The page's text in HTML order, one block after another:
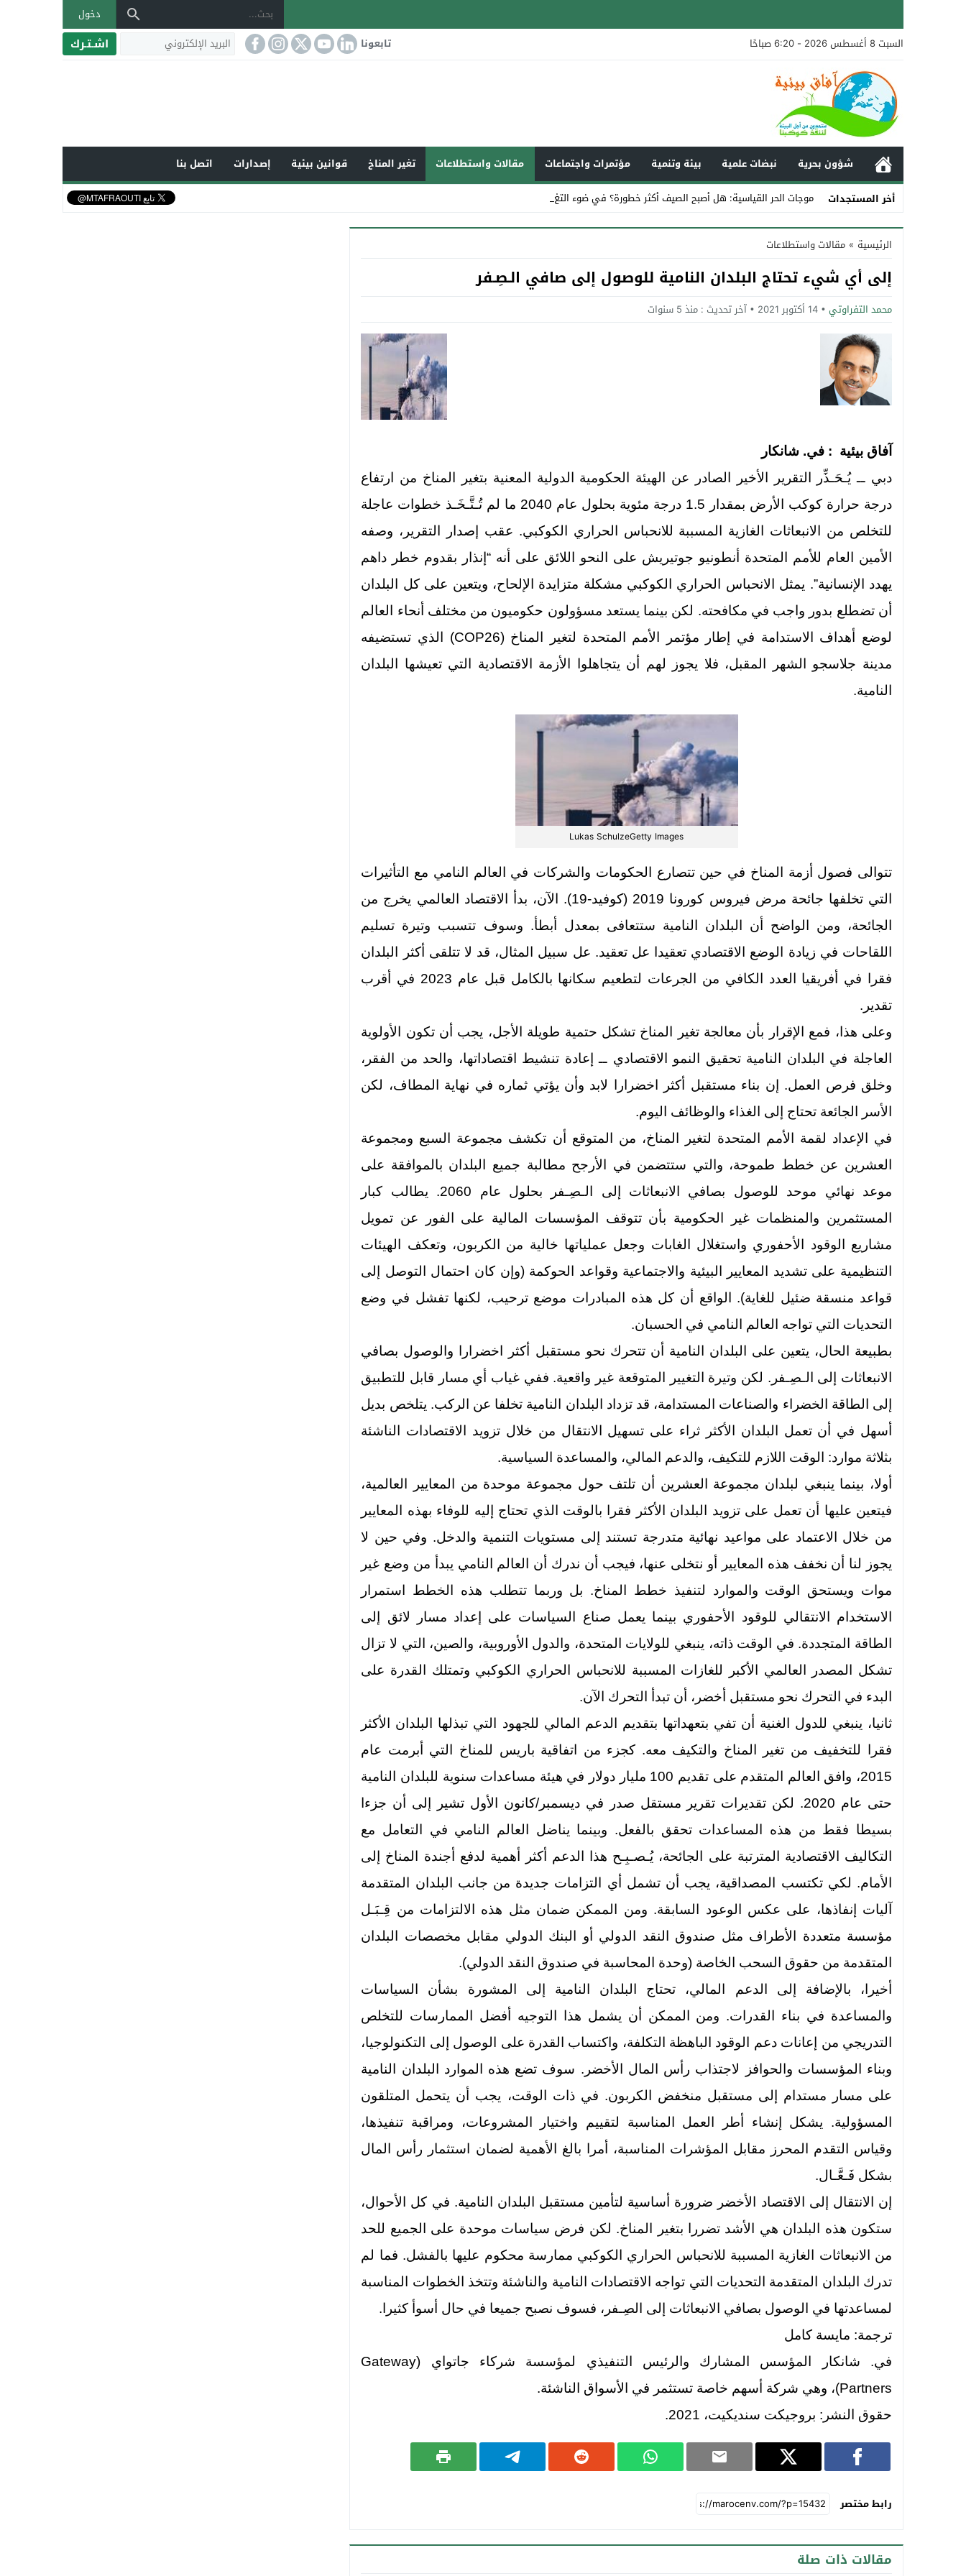
دخول
السبت 8 أغسطس 2026 - 6:20 صباحًا
تابعونا اشـتـرك
شؤون بحرية نبضات علمية بيئة وتنمية مؤتمرات واجتماعات مقالات واستطلاعات تغير المناخ قوانين بيئية إصدارات
اتصل بنا
أخر المستجدات
موجات الحر القياسية: هل أصبح الصيف أكثر خطورة؟ في ضوء التغير المناخي ا_
Stop
Previous
Next
الرئيسية » مقالات واستطلاعات
إلى أي شيء تحتاج البلدان النامية للوصول إلى صافي الـصِـفر
محمد التفراوتي 14 أكتوبر 2021 آخر تحديث : منذ 5 سنوات
آفاق بيئية : في. شانكار
دبي ــ يُـحَـذِّر التقرير الأخير الصادر عن الهيئة الحكومية الدولية المعنية بتغير المناخ من ارتفاع
درجة حرارة كوكب الأرض بمقدار 1.5 درجة مئوية بحلول عام 2040 ما لم تُـتَّـخَـذ خطوات عاجلة
للتخلص من الانبعاثات الغازية المسببة للانحباس الحراري الكوكبي. عقب إصدار التقرير، وصفه
الأمين العام للأمم المتحدة أنطونيو جوتيريش على النحو اللائق على أنه “إنذار بقدوم خطر داهم
يهدد الإنسانية”. يمثل الانحباس الحراري الكوكبي مشكلة متزايدة الإلحاح، ويتعين على كل البلدان
أن تضطلع بدور واجب في مكافحته. لكن بينما يستعد مسؤولون حكوميون من مختلف أنحاء العالم
لوضع أهداف الاستدامة في إطار مؤتمر الأمم المتحدة لتغير المناخ (COP26) الذي تستضيفه
مدينة جلاسجو الشهر المقبل، فلا يجوز لهم أن يتجاهلوا الأزمة الاقتصادية التي تعيشها البلدان
النامية.
Lukas SchulzeGetty Images
تتوالى فصول أزمة المناخ في حين تتصارع الحكومات والشركات في العالم النامي مع التأثيرات
التي تخلفها جائحة مرض فيروس كورونا 2019 (كوفيد-19). الآن، بدأ الاقتصاد العالمي يخرج من
الجائحة، ومن الواضح أن البلدان النامية ستتعافى بمعدل أبطأ. وسوف تتسبب وتيرة تسليم
اللقاحات في زيادة الوضع الاقتصادي تعقيدا عل تعقيد. عل سبيل المثال، قد لا تتلقى أكثر البلدان
فقرا في أفريقيا العدد الكافي من الجرعات لتطعيم سكانها بالكامل قبل عام 2023 في أقرب
تقدير.
وعلى هذا، فمع الإقرار بأن معالجة تغير المناخ تشكل حتمية طويلة الأجل، يجب أن تكون الأولوية
العاجلة في البلدان النامية تحقيق النمو الاقتصادي ــ إعادة تنشيط اقتصاداتها، والحد من الفقر،
وخلق فرص العمل. إن بناء مستقبل أكثر اخضرارا لابد وأن يؤتي ثماره في نهاية المطاف، لكن
الأسر الجائعة تحتاج إلى الغذاء والوظائف اليوم.
في الإعداد لقمة الأمم المتحدة لتغير المناخ، من المتوقع أن تكشف مجموعة السبع ومجموعة
العشرين عن خطط طموحة، والتي ستتضمن في الأرجح مطالبة جميع البلدان بالموافقة على
موعد نهائي موحد للوصول بصافي الانبعاثات إلى الـصِـفر بحلول عام 2060. يطالب كبار
المستثمرين والمنظمات غير الحكومية بأن تتوقف المؤسسات المالية على الفور عن تمويل
مشاريع الوقود الأحفوري واستغلال الغابات وجعل عملياتها خالية من الكربون، وتعكف الهيئات
التنظيمية على تشديد المعايير البيئية والاجتماعية وقواعد الحوكمة (وإن كان احتمال التوصل إلى
قواعد منسقة ضئيل للغاية). الواقع أن كل هذه المبادرات موضع ترحيب، لكنها تفشل في وضع
التحديات التي تواجه العالم النامي في الحسبان.
بطبيعة الحال، يتعين على البلدان النامية أن تتحرك نحو مستقبل أكثر اخضرارا والوصول بصافي
الانبعاثات إلى الـصِـفر. لكن وتيرة التغيير المتوقعة غير واقعية. ففي غياب أي مسار قابل للتطبيق
إلى الطاقة الخضراء والصناعات المستدامة، قد تزداد البلدان النامية تخلفا عن الركب. يتلخص بديل
أسهل في أن تعمل البلدان الأكثر ثراء على تسهيل الانتقال من خلال تزويد الاقتصادات الناشئة
بثلاثة موارد: الوقت اللازم للتكيف، والدعم المالي، والمساعدة السياسية.
أولا، بينما ينبغي لبلدان مجموعة العشرين أن تلتف حول مجموعة موحدة من المعايير العالمية،
فيتعين عليها أن تعمل على تزويد البلدان الأكثر فقرا بالوقت الذي تحتاج إليه للوفاء بهذه المعايير
من خلال الاعتماد على مواعيد نهائية متدرجة تستند إلى مستويات التنمية والدخل. وفي حين لا
يجوز لنا أن نخفف هذه المعايير أو نتخلى عنها، فيجب أن ندرك أن العالم النامي يبدأ من وضع غير
موات ويستحق الوقت والموارد لتنفيذ خطط المناخ. بل وربما تتطلب هذه الخطط استمرار
الاستخدام الانتقالي للوقود الأحفوري بينما يعمل صناع السياسات على إعداد مسار لائق إلى
الطاقة المتجددة. في الوقت ذاته، ينبغي للولايات المتحدة، والدول الأوروبية، والصين، التي لا تزال
تشكل المصدر العالمي الأكبر للغازات المسببة للانحباس الحراري الكوكبي وتمتلك القدرة على
البدء في التحرك نحو مستقبل أخضر، أن تبدأ التحرك الآن.
ثانيا، ينبغي للدول الغنية أن تفي بتعهداتها بتقديم الدعم المالي للجهود التي تبذلها البلدان الأكثر
فقرا للتخفيف من تغير المناخ والتكيف معه. كجزء من اتفاقية باريس للمناخ التي أبرمت عام
2015، وافق العالم المتقدم على تقديم 100 مليار دولار في هيئة مساعدات سنوية للبلدان النامية
حتى عام 2020. لكن تقديرات تقرير مستقل صدر في ديسمبر/كانون الأول تشير إلى أن جزءا
بسيطا فقط من هذه المساعدات تحقق بالفعل. وبينما يناضل العالم النامي في التعامل مع
التكاليف الاقتصادية المترتبة على الجائحة، يُـصـبِـح هذا الدعم أكثر أهمية لدفع أجندة المناخ إلى
الأمام. لكي تكتسب المصداقية، يجب أن تشمل أي التزامات جديدة من جانب البلدان المتقدمة
آليات إنفاذها، على عكس الوعود السابقة. ومن الممكن ضمان مثل هذه الالتزامات من قِـبَـل
مؤسسة متعددة الأطراف مثل صندوق النقد الدولي أو البنك الدولي مقابل مخصصات البلدان
المتقدمة من حقوق السحب الخاصة (وحدة المحاسبة في صندوق النقد الدولي).
أخيرا، بالإضافة إلى الدعم المالي، تحتاج البلدان النامية إلى المشورة بشأن السياسات
والمساعدة في بناء القدرات. ومن الممكن أن يشمل هذا التوجيه أفضل الممارسات للتخلص
التدريجي من إعانات دعم الوقود الباهظة التكلفة، واكتساب القدرة على الوصول إلى التكنولوجيا،
وبناء المؤسسات والحوافز لاجتذاب رأس المال الأخضر. سوف تضع هذه الموارد البلدان النامية
على مسار مستدام إلى مستقبل منخفض الكربون. في ذات الوقت، يجب أن يتحمل المتلقون
المسؤولية. يشكل إنشاء أطر العمل المناسبة لتقييم واختيار المشروعات، ومراقبة تنفيذها،
وقياس التقدم المحرز مقابل المؤشرات المناسبة، أمرا بالغ الأهمية لضمان استثمار رأس المال
بشكل فَـعَّـال.
إن الانتقال إلى الاقتصاد الأخضر ضرورة أساسية لتأمين مستقبل البلدان النامية. في كل الأحوال،
ستكون هذه البلدان هي الأشد تضررا بتغير المناخ. لكن فرض سياسات موحدة على الجميع للحد
من الانبعاثات الغازية المسببة للانحباس الحراري الكوكبي ممارسة محكوم عليها بالفشل. فما لم
تدرك البلدان المتقدمة التحديات التي تواجه الاقتصادات النامية والناشئة وتتخذ الخطوات المناسبة
لمساعدتها في الوصول بصافي الانبعاثات إلى الصِـفر، فسوف نصبح جميعا في حال أسوأ كثيرا.
ترجمة: مايسة كامل
في. شانكار المؤسس المشارك والرئيس التنفيذي لمؤسسة شركاء جاتواي (Gateway
Partners)، وهي شركة أسهم خاصة تستثمر في الأسواق الناشئة.
حقوق النشر: بروجيكت سنديكيت، 2021.
رابط مختصر
مقالات ذات صلة